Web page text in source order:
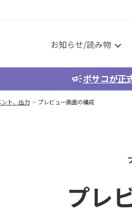
お知らせ/読み物
campaignポサコが正
ト、出力 プレビュー画面の構成
プレ